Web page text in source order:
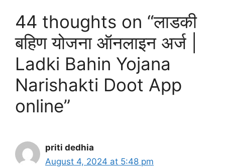
44 thoughts on “लाडकी
बहिण योजना ऑनलाइन अर्ज |
Ladki Bahin Yojana
Narishakti Doot App
online”
priti dedhia
August 4, 2024 at 5:48 pm